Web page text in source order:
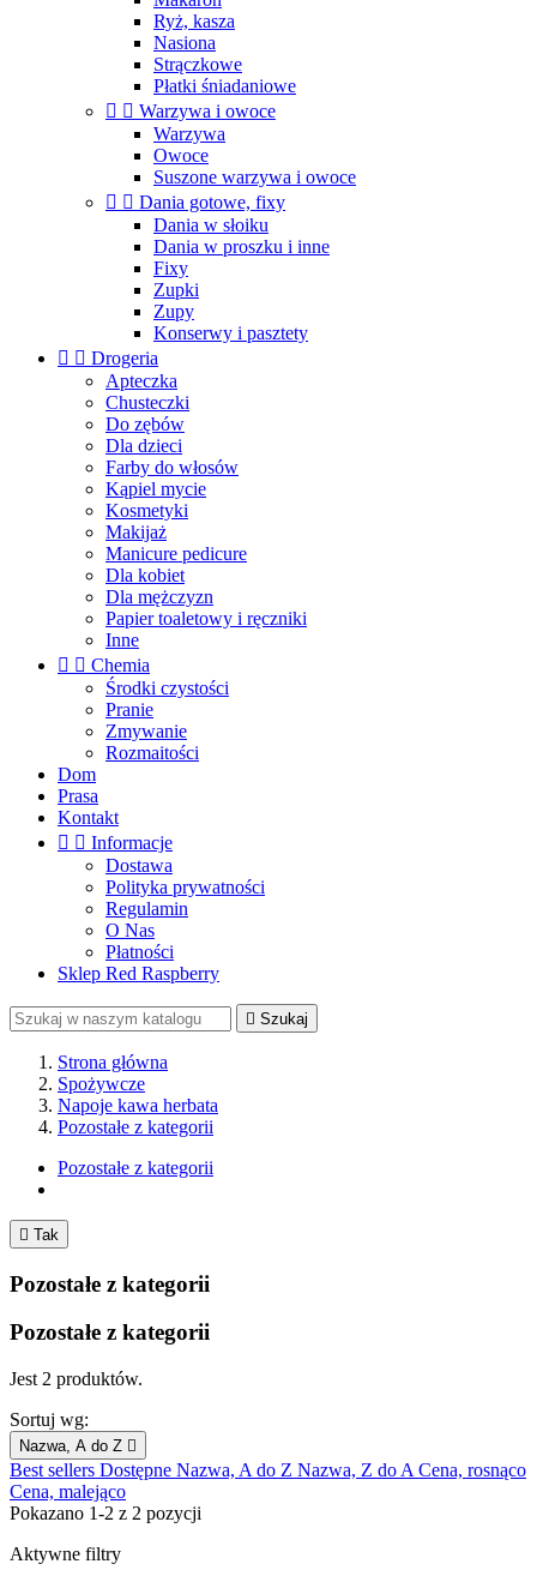
Ryż, kasza
Nasiona
Strączkowe
Płatki śniadaniowe
  Warzywa i owoce
Warzywa
Owoce
Suszone warzywa i owoce
  Dania gotowe, fixy
Dania w słoiku
Dania w proszku i inne
Fixy
Zupki
Zupy
Konserwy i pasztety
  Drogeria
Apteczka
Chusteczki
Do zębów
Dla dzieci
Farby do włosów
Kąpiel mycie
Kosmetyki
Makijaż
Manicure pedicure
Dla kobiet
Dla mężczyzn
Papier toaletowy i ręczniki
Inne
  Chemia
Środki czystości
Pranie
Zmywanie
Rozmaitości
Dom
Prasa
Kontakt
  Informacje
Dostawa
Polityka prywatności
Regulamin
O Nas
Płatności
Sklep Red Raspberry
 Szukaj
Strona główna
Spożywcze
Napoje kawa herbata
Pozostałe z kategorii
Pozostałe z kategorii
 Tak
Pozostałe z kategorii
Pozostałe z kategorii
Jest 2 produktów.
Sortuj wg:
Nazwa, A do Z 
Best sellers Dostępne Nazwa, A do Z Nazwa, Z do A Cena, rosnąco
Cena, malejąco
Pokazano 1-2 z 2 pozycji
Aktywne filtry